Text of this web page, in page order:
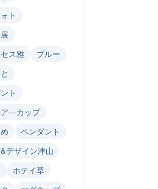
ト
ス雅
ブルー
ト
―カップ
ペンダント
デザイン津山
ホテイ草